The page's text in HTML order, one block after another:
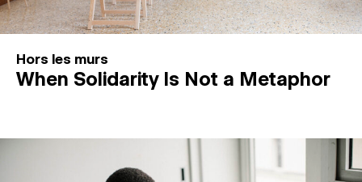
Hors les murs
When Solidarity Is Not a Metaphor